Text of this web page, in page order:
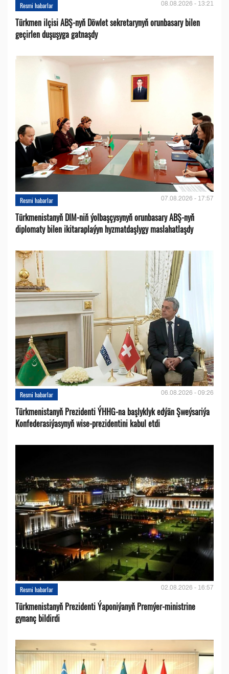
Resmi habarlar 08.08.2026 - 13:21
Türkmen ilçisi ABŞ-nyň Döwlet sekretarynyň orunbasary bilen
geçirlen duşuşyga gatnaşdy
Resmi habarlar 07.08.2026 - 17:57
Türkmenistanyň DIM-niň ýolbaşçysynyň orunbasary ABŞ-nyň
diplomaty bilen ikitaraplaýyn hyzmatdaşlygy maslahatlaşdy
Resmi habarlar 06.08.2026 - 09:26
Türkmenistanyň Prezidenti ÝHHG-na başlyklyk edýän Şweýsariýa
Konfederasiýasynyň wise-prezidentini kabul etdi
Resmi habarlar 02.08.2026 - 16:57
Türkmenistanyň Prezidenti Ýaponiýanyň Premýer-ministrine
gynanç bildirdi